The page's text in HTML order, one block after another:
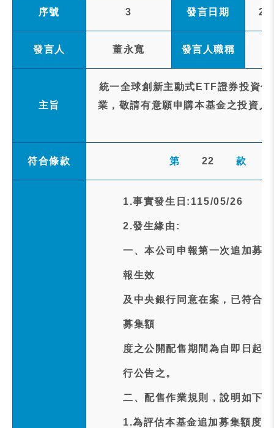
序號 3 發言日期
發言人 董永寬 發言人職稱
主旨
統一全球創新主動式ETF證券投資
業，敬請有意願申購本基金之投資
符合條款 第 22 款
1.事實發生日:115/05/26
2.發生緣由:
一、本公司申報第一次追加募
報生效
及中央銀行同意在案，已符合
募集額
度之公開配售期間為自即日起
行公告之。
二、配售作業規則，說明如下：
1.為評估本基金追加募集額度